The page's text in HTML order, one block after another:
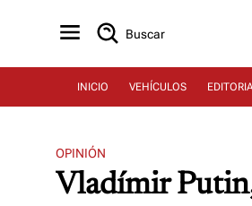
Buscar
INICIO VEHÍCULOS
OPINIÓN
Vladímir